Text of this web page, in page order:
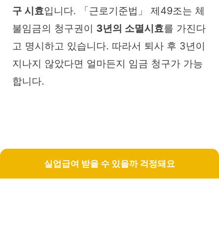
구 시효입니다. 「근로기준법」 제49조는 체
불임금의 청구권이 3년의 소멸시효를 가진다
고 명시하고 있습니다. 따라서 퇴사 후 3년이
지나지 않았다면 얼마든지 임금 청구가 가능
합니다.
실업급여 받을 수 있을까 걱정돼요